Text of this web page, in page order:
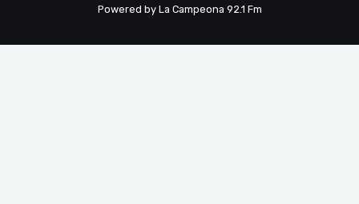
Powered by La Campeona 92.1 Fm